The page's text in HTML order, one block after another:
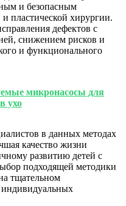
и безопасным
пластической хирургии.
дефектов с
снижением рисков и
и функционального
микронасосы для
ухо
в данных методах
качество жизни
развитию детей с
подходящей методики
тщательном
индивидуальных